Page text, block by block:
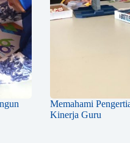
Memahami
Kinerja Guru